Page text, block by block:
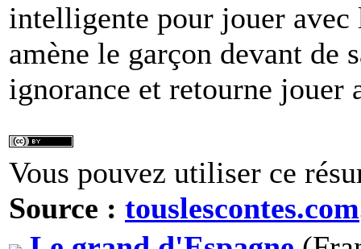
intelligente pour jouer
amène le garçon devant de
ignorance et retourne jouer
Vous pouvez utiliser ce
Source : touslescontes.com